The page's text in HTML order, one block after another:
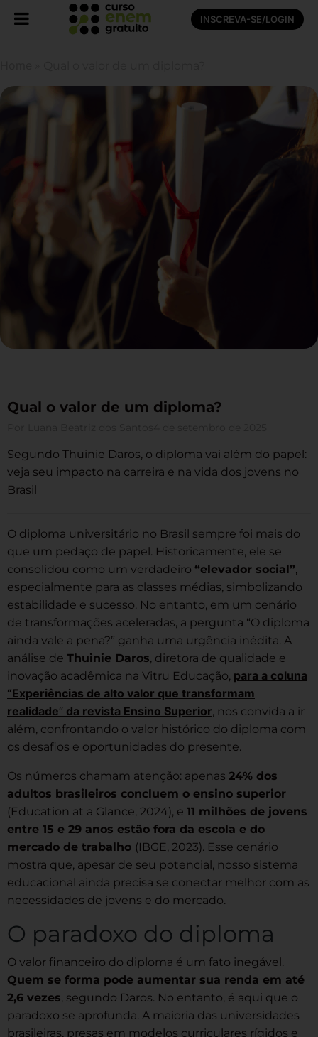
INSCREVA-SE/LOGIN
Qual o valor de um diploma?
Segundo Thuinie Daros, o diploma vai além do papel:
veja seu impacto na carreira e na vida dos jovens no
Brasil
O diploma universitário no Brasil sempre foi mais do
que um pedaço de papel. Historicamente, ele se
consolidou como um verdadeiro “elevador social”,
especialmente para as classes médias, simbolizando
estabilidade e sucesso. No entanto, em um cenário
de transformações aceleradas, a pergunta “O diploma
ainda vale a pena?” ganha uma urgência inédita. A
análise de Thuinie Daros, diretora de qualidade e
inovação acadêmica na Vitru Educação, para a coluna
“Experiências de alto valor que transformam
realidade“ da revista Ensino Superior, nos convida a ir
além, confrontando o valor histórico do diploma com
os desafios e oportunidades do presente.
Os números chamam atenção: apenas 24% dos
adultos brasileiros concluem o ensino superior
(Education at a Glance, 2024), e 11 milhões de jovens
entre 15 e 29 anos estão fora da escola e do
mercado de trabalho (IBGE, 2023). Esse cenário
mostra que, apesar de seu potencial, nosso sistema
educacional ainda precisa se conectar melhor com as
necessidades de jovens e do mercado.
O paradoxo do diploma
O valor financeiro do diploma é um fato inegável.
Quem se forma pode aumentar sua renda em até
2,6 vezes, segundo Daros. No entanto, é aqui que o
paradoxo se aprofunda. A maioria das universidades
brasileiras, presas em modelos curriculares rígidos e